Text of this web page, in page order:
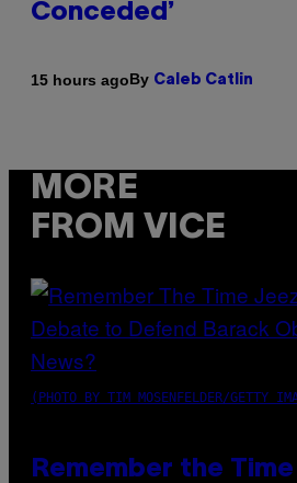
Conceded’
15 hours agoBy Caleb Catlin
MORE
FROM VICE
(PHOTO BY TIM MOSENFELDER/GETTY
Remember the